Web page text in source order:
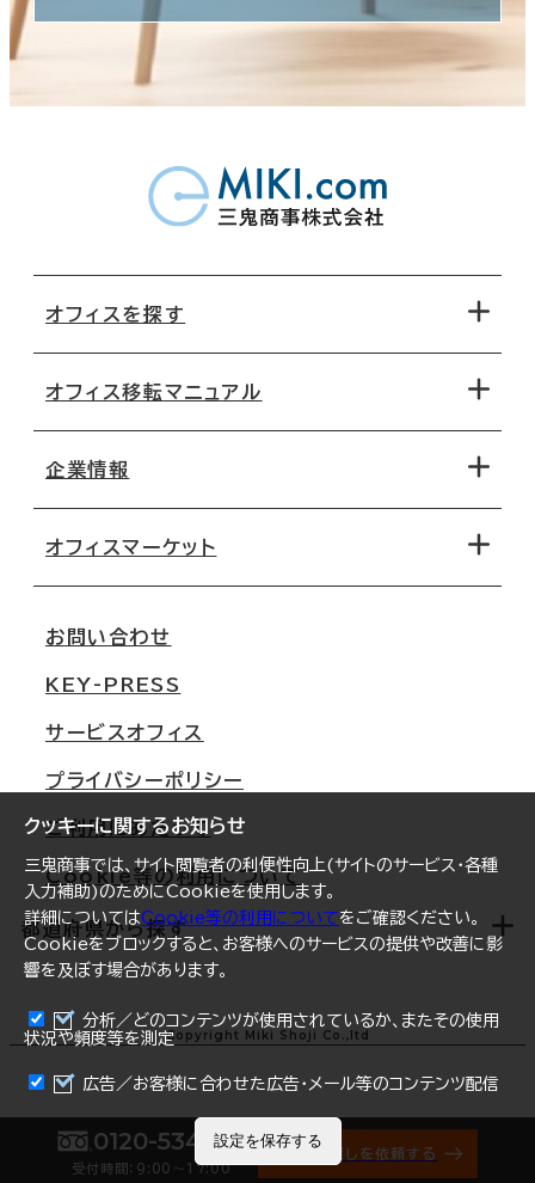
0120-534-011
受付時間：9:00〜17:00
オフィス探しを依頼する
クッキーに関するお知らせ
三鬼商事では、サイト閲覧者の利便性向上(サイトのサービス・各種
入力補助)のためにCookieを使用します。
詳細についてはCookie等の利用についてをご確認ください。
Cookieをブロックすると、お客様へのサービスの提供や改善に影
響を及ぼす場合があります。
分析／どのコンテンツが使用されているか、またその使用
状況や頻度等を測定
広告／お客様に合わせた広告・メール等のコンテンツ配信
設定を保存する
オフィスを探す
地図から探す
路線・駅から探す
オフィス移転マニュアル
移転コストシミュレーション
移転スケジュール
オフィス移転Q&A
企業情報
オフィスマーケット
大阪
名古屋
札幌
仙台
横浜
福岡
オフィスリポート
ログイン
お問い合わせ
KEY-PRESS
サービスオフィス
プライバシーポリシー
ご利用にあたって
Cookie等の利用について
都道府県から探す
北海道
青森県
宮城県
Copyright Miki Shoji Co.,ltd